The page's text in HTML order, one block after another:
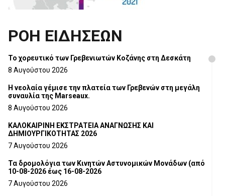
ΡΟΗ ΕΙΔΗΣΕΩΝ
Το χορευτικό των Γρεβενιωτών Κοζάνης στη Δεσκάτη
8 Αυγούστου 2026
Η νεολαία γέμισε την πλατεία των Γρεβενών στη μεγάλη
συναυλία της Marseaux.
8 Αυγούστου 2026
ΚΑΛΟΚΑΙΡΙΝΗ ΕΚΣΤΡΑΤΕΙΑ ΑΝΑΓΝΩΣΗΣ ΚΑΙ
ΔΗΜΙΟΥΡΓΙΚΟΤΗΤΑΣ 2026
7 Αυγούστου 2026
Τα δρομολόγια των Κινητών Αστυνομικών Μονάδων (από
10-08-2026 έως 16-08-2026
7 Αυγούστου 2026